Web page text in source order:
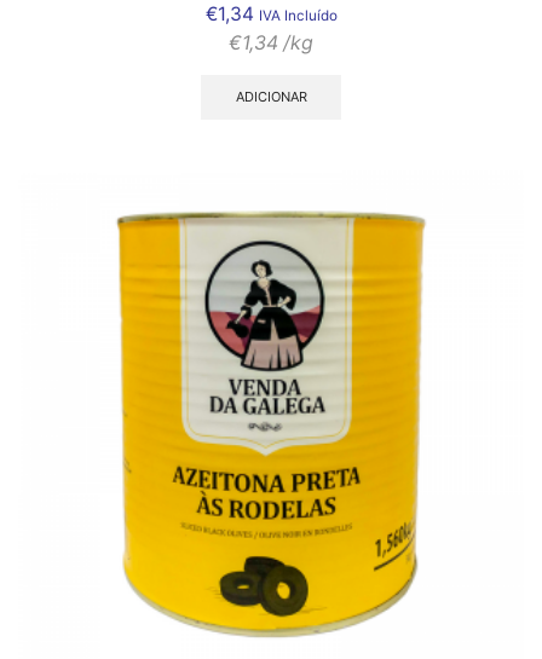
€1,34 IVA Incluído
€1,34 /kg
ADICIONAR